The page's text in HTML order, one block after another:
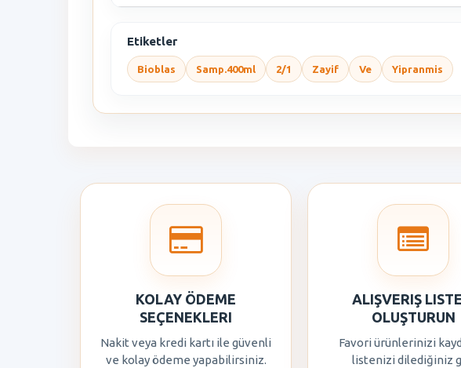
Etiketler
Bioblas Samp.400ml 2/1 Zayif Ve Yipranmis
KOLAY ÖDEME
SEÇENEKLERI
Nakit veya kredi kartı ile güvenli
ve kolay ödeme yapabilirsiniz.
ALIŞVERIŞ
OLUŞTURUN
Favori ürünlerinizi
listenizi dilediğiniz